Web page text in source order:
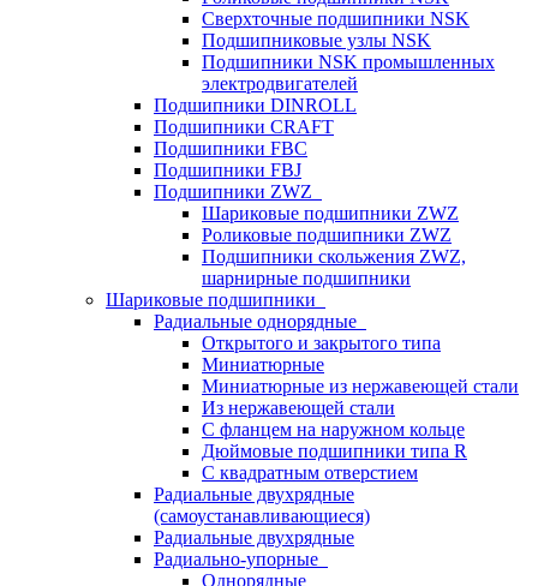
Сверхточные подшипники NSK
Подшипниковые узлы NSK
Подшипники NSK промышленных
электродвигателей
Подшипники DINROLL
Подшипники CRAFT
Подшипники FBC
Подшипники FBJ
Подшипники ZWZ
Шариковые подшипники ZWZ
Роликовые подшипники ZWZ
Подшипники скольжения ZWZ,
шарнирные подшипники
Шариковые подшипники
Радиальные однорядные
Открытого и закрытого типа
Миниатюрные
Миниатюрные из нержавеющей стали
Из нержавеющей стали
С фланцем на наружном кольце
Дюймовые подшипники типа R
С квадратным отверстием
Радиальные двухрядные
(самоустанавливающиеся)
Радиальные двухрядные
Радиально-упорные
Однорядные